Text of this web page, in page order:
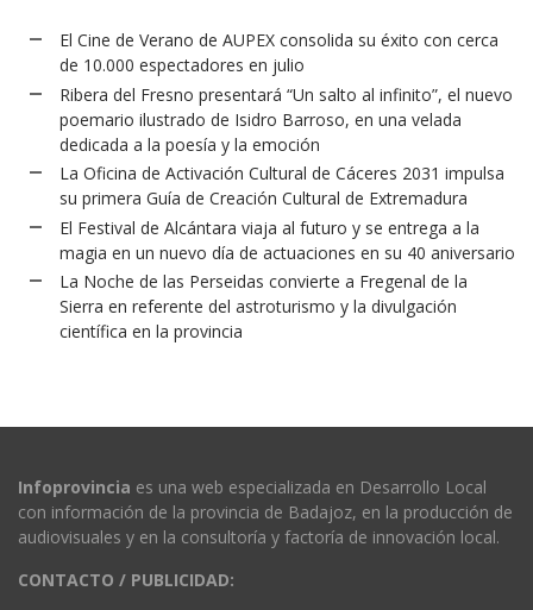
El Cine de Verano de AUPEX consolida su éxito con cerca
de 10.000 espectadores en julio
Ribera del Fresno presentará “Un salto al infinito”, el nuevo
poemario ilustrado de Isidro Barroso, en una velada
dedicada a la poesía y la emoción
La Oficina de Activación Cultural de Cáceres 2031 impulsa
su primera Guía de Creación Cultural de Extremadura
El Festival de Alcántara viaja al futuro y se entrega a la
magia en un nuevo día de actuaciones en su 40 aniversario
La Noche de las Perseidas convierte a Fregenal de la
Sierra en referente del astroturismo y la divulgación
científica en la provincia
Infoprovincia es una web especializada en Desarrollo Local
con información de la provincia de Badajoz, en la producción de
audiovisuales y en la consultoría y factoría de innovación local.
CONTACTO / PUBLICIDAD: